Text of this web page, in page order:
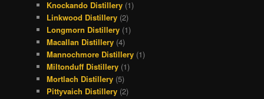
Knockando Distillery (1)
Linkwood Distillery (2)
Longmorn Distillery (1)
Macallan Distillery (4)
Mannochmore Distillery (1)
Miltonduff Distillery (1)
Mortlach Distillery (5)
Pittyvaich Distillery (2)